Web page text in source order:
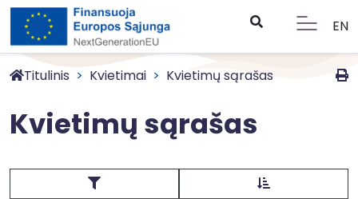
EN
Titulinis Kvietimai Kvietimų sąrašas
Kvietimų sąrašas